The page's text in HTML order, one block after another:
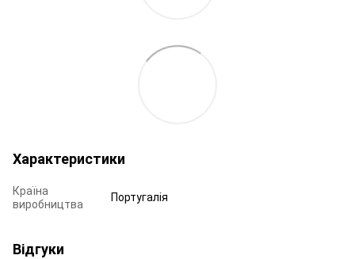
Характеристики
Країна
виробництва
Португалія
Відгуки